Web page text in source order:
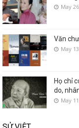
May
Văn
May
Họ chỉ
do,
May